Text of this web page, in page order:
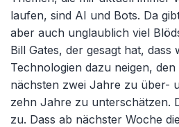
laufen, sind AI und Bots. Da
aber auch unglaublich viel
Bill Gates, der gesagt hat, dass
Technologien dazu neigen,
nächsten zwei Jahre zu über-
zehn Jahre zu unterschätzen.
zu. Dass ab nächster Woche